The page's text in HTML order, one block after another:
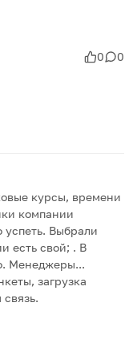
0 0
курсы, времени
компании
Выбрали
есть свой; . В
Менеджеры...
загрузка